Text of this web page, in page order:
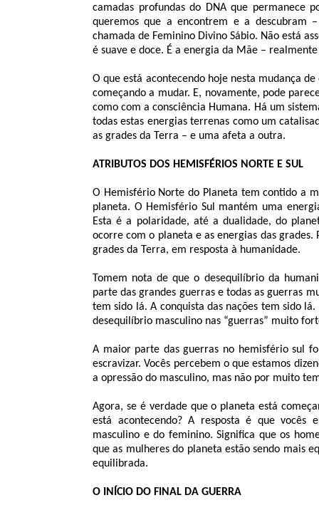
camadas profundas do DNA que permanece
queremos que a encontrem e a descubram
chamada de Feminino Divino Sábio. Não está
é suave e doce. É a energia da Mãe –
O que está acontecendo hoje nesta mudança
começando a mudar. E, novamente, pode
como com a consciência Humana. Há um
todas estas energias terrenas como um
as grades da Terra – e uma afeta a outra.
ATRIBUTOS DOS HEMISFÉRIOS NORTE E SUL
O Hemisfério Norte do Planeta tem contido a
planeta. O Hemisfério Sul mantém uma
Esta é a polaridade, até a dualidade, do
ocorre com o planeta e as energias das
grades da Terra, em resposta à humanidade.
Tomem nota de que o desequilíbrio da
parte das grandes guerras e todas as guerras
tem sido lá. A conquista das nações tem sido
desequilíbrio masculino nas “guerras” muito
A maior parte das guerras no hemisfério sul
escravizar. Vocês percebem o que estamos
a opressão do masculino, mas não por muito
Agora, se é verdade que o planeta está
está acontecendo? A resposta é que vocês
masculino e do feminino. Significa que os
que as mulheres do planeta estão sendo mais
equilibrada.
O INÍCIO DO FINAL DA GUERRA